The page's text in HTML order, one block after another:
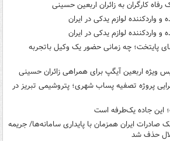
کارگران به زائران اربعین حسینی
و واردکننده لوازم یدکی در ایران
و واردکننده لوازم یدکی در ایران
پایتخت؛ چه زمانی حضور یک وکیل باتجربه
ویژه اربعین آیگپ برای همراهی زائران حسینی
پروژه تصفیه پساب شهری؛ پتروشیمی تبریز در
صادرات ایران همزمان با پایداری سامانه‌ها/ جریمه
حذف شد